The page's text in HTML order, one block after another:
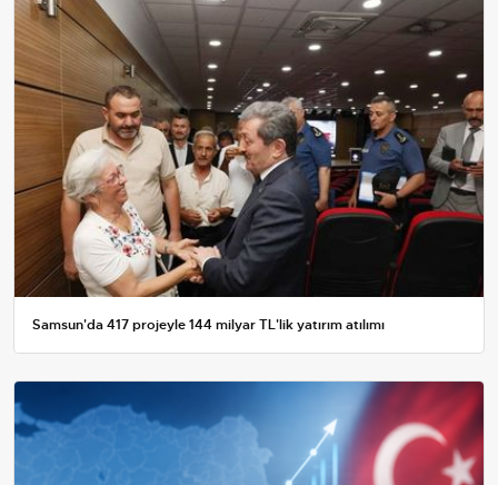
Samsun'da 417 projeyle 144 milyar TL'lik yatırım atılımı